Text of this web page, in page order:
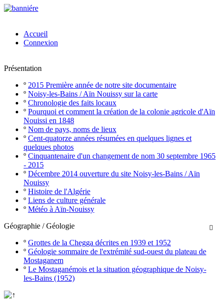
Accueil
Connexion
Présentation
º 2015 Première année de notre site documentaire
º Noisy-les-Bains / Aïn Nouissy sur la carte
º Chronologie des faits locaux
º Pourquoi et comment la création de la colonie agricole d'Aïn
Nouissi en 1848
º Nom de pays, noms de lieux
º Cent-quatorze années résumées en quelques lignes et
quelques photos
º Cinquantenaire d'un changement de nom 30 septembre 1965
- 2015
º Décembre 2014 ouverture du site Noisy-les-Bains / Aïn
Nouissy
º Histoire de l'Algérie
º Liens de culture générale
º Météo à Aïn-Nouissy

Géographie / Géologie
º Grottes de la Chegga décrites en 1939 et 1952
º Géologie sommaire de l'extrémité sud-ouest du plateau de
Mostaganem
º Le Mostaganémois et la situation géographique de Noisy-
les-Bains (1952)